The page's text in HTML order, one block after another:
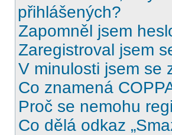
přihlášených?
Zapomněl jsem
Zaregistroval jsem
V minulosti jsem se
Co znamená
Proč se nemohu
Co dělá odkaz